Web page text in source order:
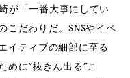
が「一番大事にしてい
こだわりだ。SNSやイベ
イティブの細部に至る
めに“抜きん出る”こ